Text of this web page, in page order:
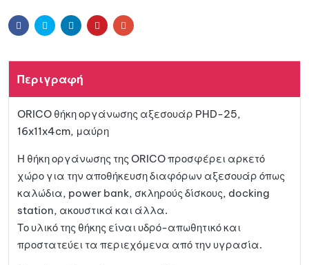
μένων
r
FacebookTwitter LinkedinPinterestEmail
Περιγραφή
ORICO θήκη οργάνωσης αξεσουάρ PHD-25,
16x11x4cm, μαύρη
Η θήκη οργάνωσης της ORICO προσφέρει αρκετό
χώρο για την αποθήκευση διαφόρων αξεσουάρ όπως
καλώδια, power bank, σκληρούς δίσκους, docking
station, ακουστικά και άλλα.
Το υλικό της θήκης είναι υδρό-απωθητικό και
προστατεύει τα περιεχόμενα από την υγρασία.